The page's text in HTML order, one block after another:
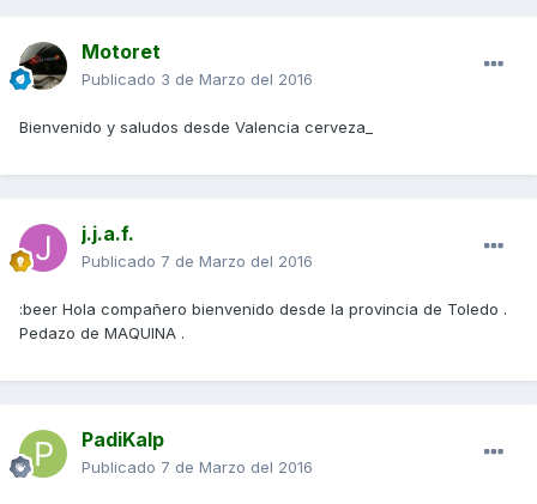
Motoret
Publicado 3 de Marzo del 2016
Bienvenido y saludos desde Valencia cerveza_
j.j.a.f.
Publicado 7 de Marzo del 2016
:beer Hola compañero bienvenido desde la provincia de Toledo .
Pedazo de MAQUINA .
PadiKalp
Publicado 7 de Marzo del 2016